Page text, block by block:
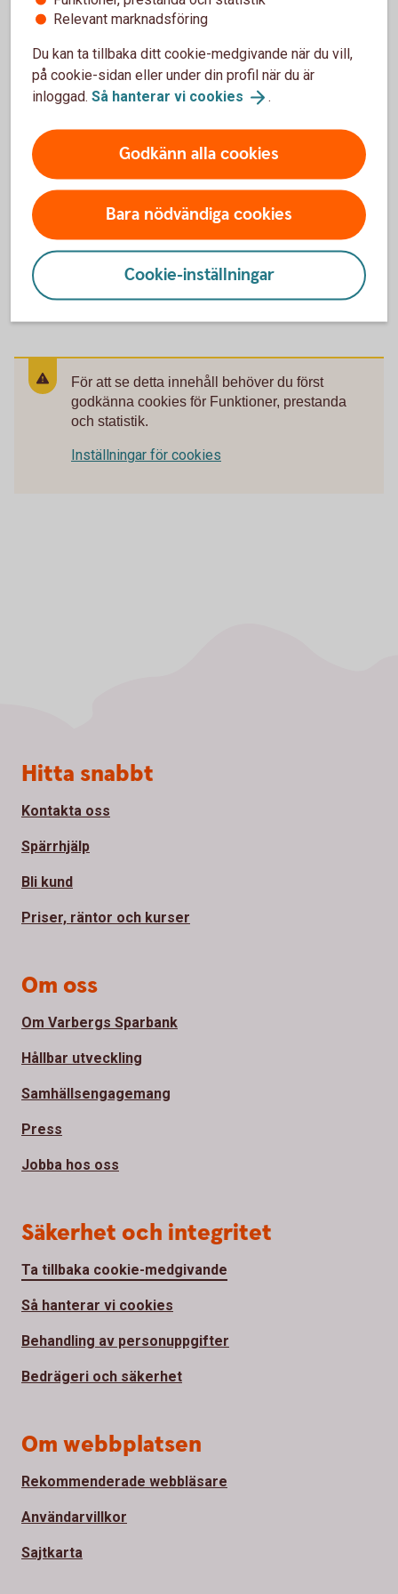
Likviditetsförvaltning
Optimera företagets överskottslikviditet med en
ränteportfölj som är anpassad efter era mål. Våra
specialister hjälper dig med analys,
placeringsförslag och riskhantering för en stabil och
hållbar avkastning.
Likviditetsförvaltning
För att se detta innehåll behöver du först
godkänna cookies för Funktioner, prestanda
och statistik.
Inställningar för cookies
Relevant marknadsföring
Du kan ta tillbaka ditt cookie-medgivande när du vill,
på cookie-sidan eller under din profil när du är
inloggad. Så hanterar vi cookies .
Godkänn alla cookies
Bara nödvändiga cookies
Cookie-inställningar
Sidfot
Hitta snabbt
Kontakta oss
Spärrhjälp
Bli kund
Priser, räntor och kurser
Om oss
Om Varbergs Sparbank
Hållbar utveckling
Samhällsengagemang
Press
Jobba hos oss
Säkerhet och integritet
Ta tillbaka cookie-medgivande
Så hanterar vi cookies
Behandling av personuppgifter
Bedrägeri och säkerhet
Om webbplatsen
Rekommenderade webbläsare
Användarvillkor
Sajtkarta